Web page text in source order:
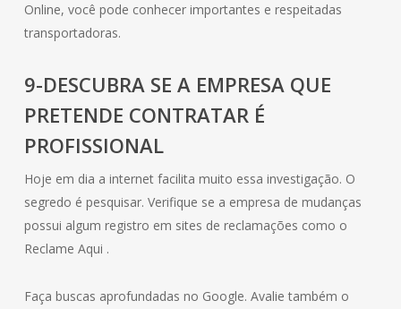
Online, você pode conhecer importantes e respeitadas
transportadoras.
9-DESCUBRA SE A EMPRESA QUE
PRETENDE CONTRATAR É
PROFISSIONAL
Hoje em dia a internet facilita muito essa investigação. O
segredo é pesquisar. Verifique se a empresa de mudanças
possui algum registro em sites de reclamações como o
Reclame Aqui .
Faça buscas aprofundadas no Google. Avalie também o